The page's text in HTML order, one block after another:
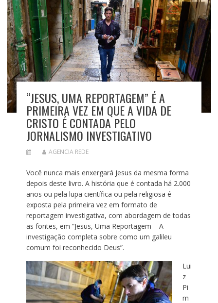
“JESUS, UMA REPORTAGEM” É A
PRIMEIRA VEZ EM QUE A VIDA DE
CRISTO É CONTADA PELO
JORNALISMO INVESTIGATIVO
AGENCIA REDE
Você nunca mais enxergará Jesus da mesma forma
depois deste livro. A história que é contada há 2.000
anos ou pela lupa científica ou pela religiosa é
exposta pela primeira vez em formato de
reportagem investigativa, com abordagem de todas
as fontes, em “Jesus, Uma Reportagem – A
investigação completa sobre como um galileu
comum foi reconhecido Deus”.
Lui
z
Pi
m